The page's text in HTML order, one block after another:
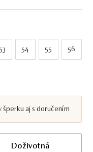
53 54 55 56
šperku aj s doručením
Doživotná